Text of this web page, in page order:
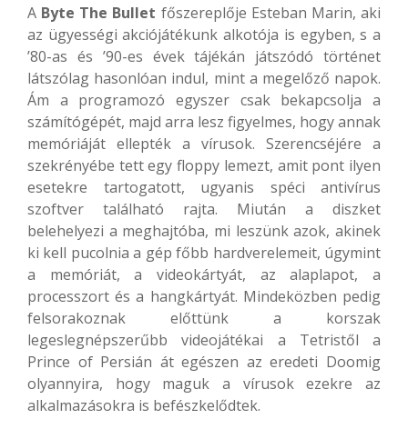
A Byte The Bullet főszereplője Esteban Marin, aki
az ügyességi akciójátékunk alkotója is egyben, s a
’80-as és ’90-es évek tájékán játszódó történet
látszólag hasonlóan indul, mint a megelőző napok.
Ám a programozó egyszer csak bekapcsolja a
számítógépét, majd arra lesz figyelmes, hogy annak
memóriáját ellepték a vírusok. Szerencséjére a
szekrényébe tett egy floppy lemezt, amit pont ilyen
esetekre tartogatott, ugyanis spéci antivírus
szoftver található rajta. Miután a diszket
belehelyezi a meghajtóba, mi leszünk azok, akinek
ki kell pucolnia a gép főbb hardverelemeit, úgymint
a memóriát, a videokártyát, az alaplapot, a
processzort és a hangkártyát. Mindeközben pedig
felsorakoznak előttünk a korszak
legeslegnépszerűbb videojátékai a Tetristől a
Prince of Persián át egészen az eredeti Doomig
olyannyira, hogy maguk a vírusok ezekre az
alkalmazásokra is befészkelődtek.